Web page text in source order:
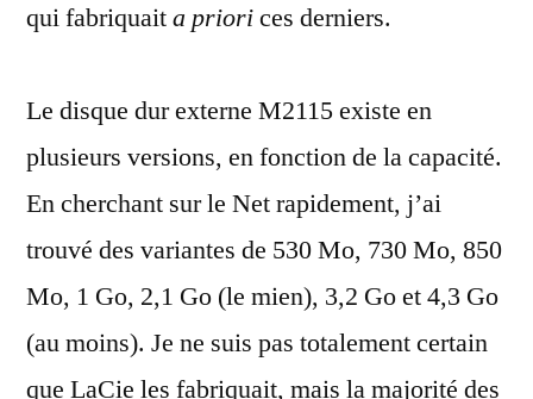
qui fabriquaita priorices derniers.
Le disque dur externe M2115 existe en
plusieurs versions, en fonction de la capacité.
En cherchant sur le Net rapidement, j’ai
trouvé des variantes de 530 Mo, 730 Mo, 850
Mo, 1 Go, 2,1 Go (le mien), 3,2 Go et 4,3 Go
(au moins). Je ne suis pas totalement certain
que LaCie les fabriquait, mais la majorité des